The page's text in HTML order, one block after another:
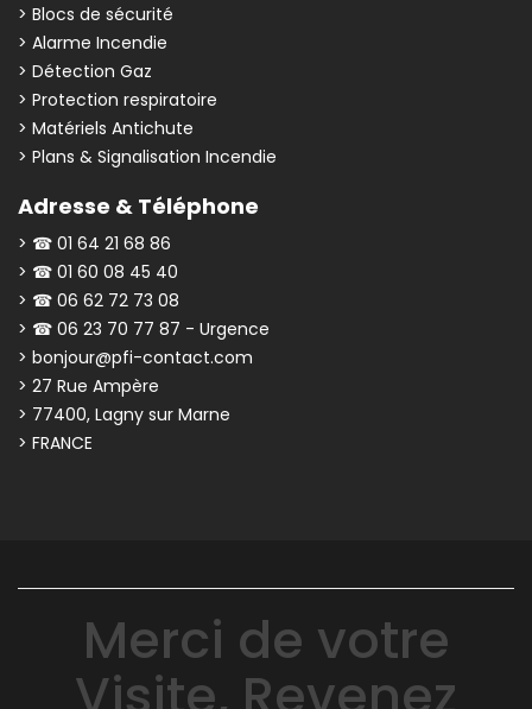
> Blocs de sécurité
> Alarme Incendie
> Détection Gaz
> Protection respiratoire
> Matériels Antichute
> Plans & Signalisation Incendie
Adresse & Téléphone
> ☎ 01 64 21 68 86
> ☎ 01 60 08 45 40
> ☎ 06 62 72 73 08
> ☎ 06 23 70 77 87 - Urgence
> bonjour@pfi-contact.com
> 27 Rue Ampère
> 77400, Lagny sur Marne
> FRANCE
Merci de votre